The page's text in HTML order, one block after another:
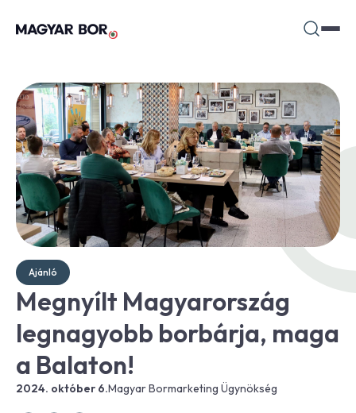
Ajánló
Megnyílt Magyarország
legnagyobb borbárja, maga
a Balaton!
2024. október 6.Magyar Bormarketing Ügynökség